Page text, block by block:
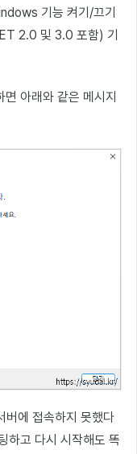
기능 켜기/끄기
2.0 및 3.0 포함) 기
아래와 같은 메시지
에 접속하지 못했다
하고 다시 시작해도 똑